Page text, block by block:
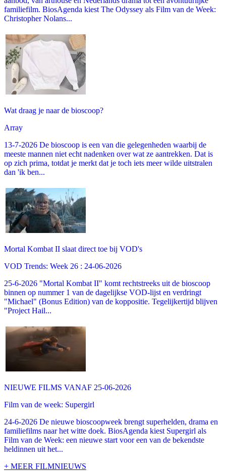
familiefilm. BiosAgenda kiest The Odyssey als Film van de Week:
Christopher Nolans...
Wat draag je naar de bioscoop?
Array
13-7-2026 De bioscoop is een van die gelegenheden waarbij de
meeste mannen niet echt nadenken over wat ze aantrekken. Dat is
op zich prima, totdat je merkt dat je toch iets meer wilde uitstralen
dan 'ik ben...
Mortal Kombat II slaat direct toe bij VOD's
VOD Trends: Week 26 : 24-06-2026
25-6-2026 "Mortal Kombat II" komt rechtstreeks uit de bioscoop
binnen op nummer 1 van de dagelijkse VOD-lijst en verdringt
"Michael" (Bonus Edition) van de koppositie. Tegelijkertijd blijven
"Project Hail...
NIEUWE FILMS VANAF 25-06-2026
Film van de week: Supergirl
24-6-2026 De nieuwe bioscoopweek brengt superhelden, drama en
familiefilms naar het witte doek. BiosAgenda kiest Supergirl als
Film van de Week: een nieuwe start voor een van de bekendste
heldinnen uit het...
+ MEER FILMNIEUWS